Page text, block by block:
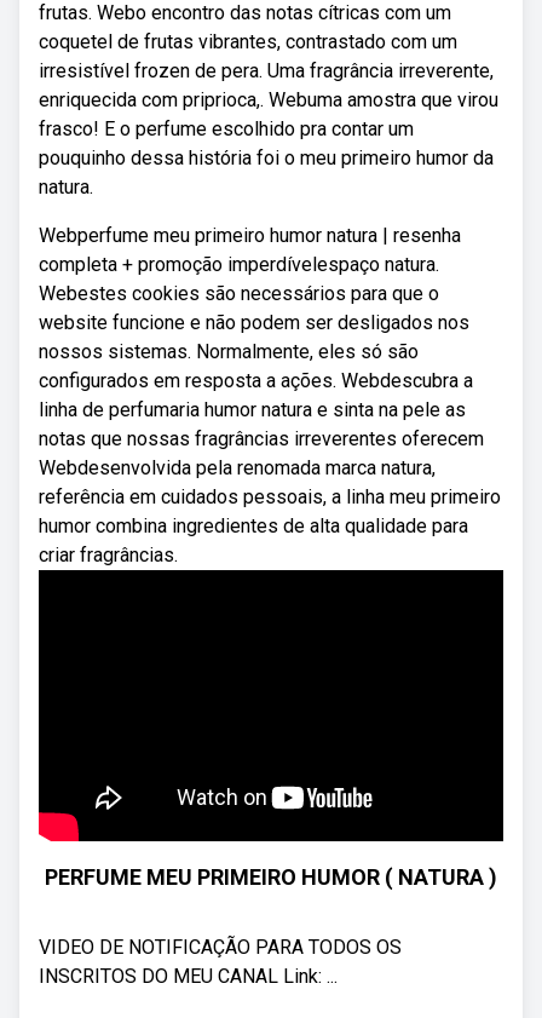
frutas. Webo encontro das notas cítricas com um
coquetel de frutas vibrantes, contrastado com um
irresistível frozen de pera. Uma fragrância irreverente,
enriquecida com priprioca,. Webuma amostra que virou
frasco! E o perfume escolhido pra contar um
pouquinho dessa história foi o meu primeiro humor da
natura.
Webperfume meu primeiro humor natura | resenha
completa + promoção imperdívelespaço natura.
Webestes cookies são necessários para que o
website funcione e não podem ser desligados nos
nossos sistemas. Normalmente, eles só são
configurados em resposta a ações. Webdescubra a
linha de perfumaria humor natura e sinta na pele as
notas que nossas fragrâncias irreverentes oferecem
Webdesenvolvida pela renomada marca natura,
referência em cuidados pessoais, a linha meu primeiro
humor combina ingredientes de alta qualidade para
criar fragrâncias.
PERFUME MEU PRIMEIRO HUMOR ( NATURA )
VIDEO DE NOTIFICAÇÃO PARA TODOS OS
INSCRITOS DO MEU CANAL Link: ...